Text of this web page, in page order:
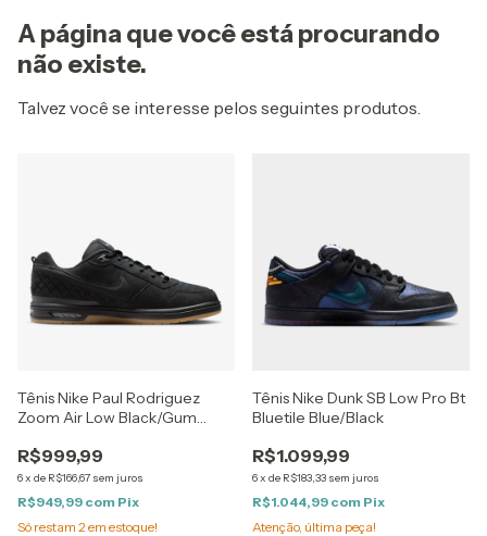
A página que você está procurando
não existe.
Talvez você se interesse pelos seguintes produtos.
Tênis Nike Paul Rodriguez
Zoom Air Low Black/Gum
R$999,99
6x de R$166,67 sem juros
R$949,99 com Pix
Só restam 2em estoque!
Tênis Nike Dunk SB Low Pro Bt
Bluetile Blue/Black
R$1.099,99
6x de R$183,33 sem juros
R$1.044,99 com Pix
Atenção, última peça!